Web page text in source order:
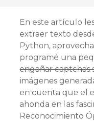
En este artículo
extraer texto
Python,
programé una
engañar captchas
imágenes
en cuenta que el
ahonda en las
Reconocimiento